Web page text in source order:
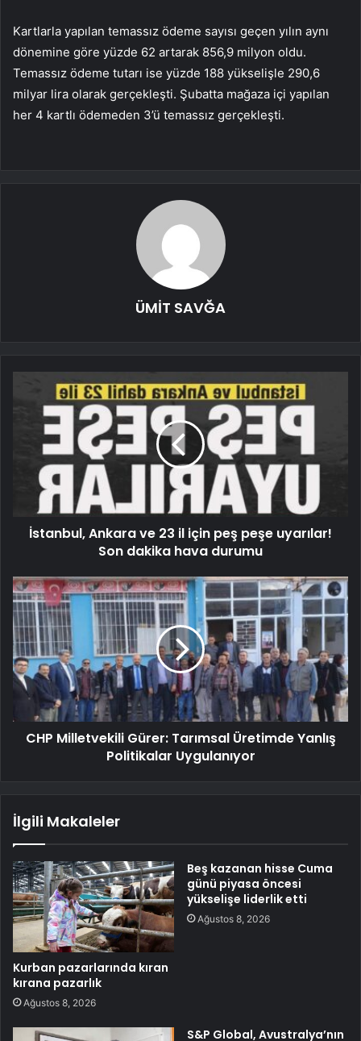
Kartlarla yapılan temassız ödeme sayısı geçen yılın aynı
dönemine göre yüzde 62 artarak 856,9 milyon oldu.
Temassız ödeme tutarı ise yüzde 188 yükselişle 290,6
milyar lira olarak gerçekleşti. Şubatta mağaza içi yapılan
her 4 kartlı ödemeden 3’ü temassız gerçekleşti.
ÜMİT SAVĞA
İstanbul, Ankara ve 23 il için peş peşe uyarılar!
Son dakika hava durumu
CHP Milletvekili Gürer: Tarımsal Üretimde Yanlış
Politikalar Uygulanıyor
İlgili Makaleler
Kurban pazarlarında kıran
kırana pazarlık
Ağustos 8, 2026
Beş kazanan hisse Cuma
günü piyasa öncesi
yükselişe liderlik etti
Ağustos 8, 2026
S&P Global, Avustralya’nın